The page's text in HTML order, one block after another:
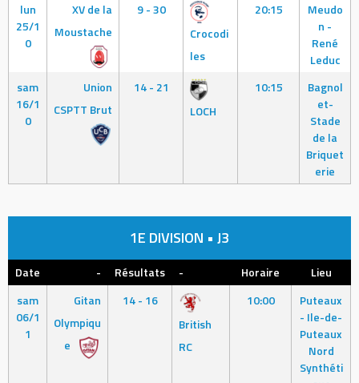
lun
25/1
0
XV de la
Moustache
9 - 30
Crocodi
les
20:15
Meudo
n -
René
Leduc
sam
16/1
0
Union
CSPTT Brut
14 - 21
LOCH
10:15
Bagnol
et-
Stade
de la
Briquet
erie
1E DIVISION • J3
Date - Résultats - Horaire
Lieu
sam
06/1
1
Gitan
Olympiqu
e
14 - 16
British
RC
10:00
Puteaux
- Ile-de-
Puteaux
Nord
Synthéti